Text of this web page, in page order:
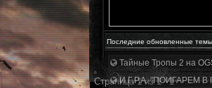
Последние обновленные темы
Тайные Тропы 2 на
И.Г.Р.А. "ПОИГАРЕМ В
Страница1из1
1